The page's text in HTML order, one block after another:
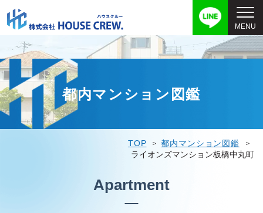
都内マンション図鑑
TOP
都内マンション図鑑
ライオンズマンション板橋中丸町
Apartment